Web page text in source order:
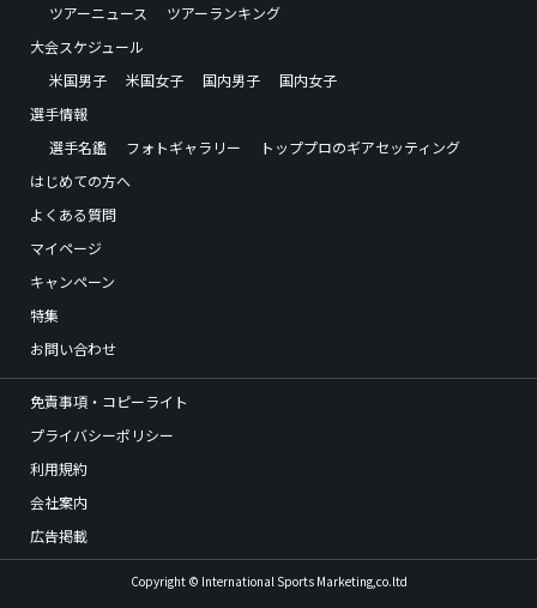
ツアーニュース
ツアーランキング
大会スケジュール
米国男子
米国女子 国内男子
国内女子
選手情報
選手名鑑
フォトギャラリー
トッププロのギアセッティング
はじめての方へ
よくある質問
マイページ
キャンペーン
特集
お問い合わせ
免責事項・コピーライト
プライバシーポリシー
利用規約
会社案内
広告掲載
Copyright © International Sports Marketing,co.ltd